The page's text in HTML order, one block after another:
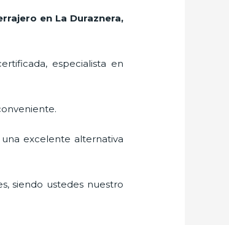
en La Duraznera,
especialista en
una excelente alternativa
siendo ustedes nuestro